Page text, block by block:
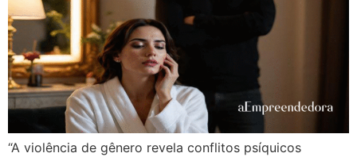
“A violência de gênero revela conflitos psíquicos